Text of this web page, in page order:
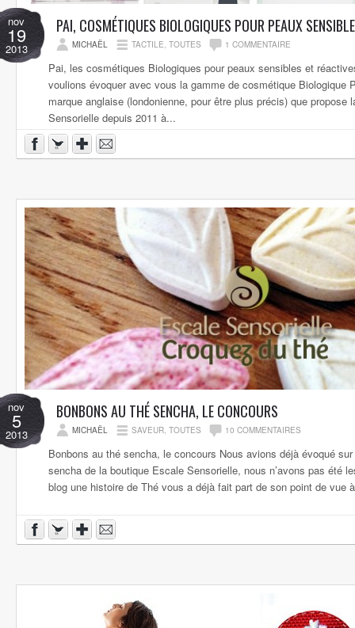
nov
19
2013
PAI, COSMÉTIQUES BIOLOGIQUES POUR PEAUX
MICHAËL TACTILE, TOUTES 1 COMMENTAIRE
Pai, les cosmétiques Biologiques pour peaux sensibles et
voulions évoquer avec vous la gamme de cosmétique Biologique
marque anglaise (londonienne, pour être plus précis) que propose
Sensorielle depuis 2011 à...
nov
5
2013
BONBONS AU THÉ SENCHA, LE CONCOURS
MICHAËL SAVEUR, TOUTES 10 COMMENTAIRES
Bonbons au thé sencha, le concours Nous avions déjà évoqué
sencha de la boutique Escale Sensorielle, nous n’avons pas été
blog une histoire de Thé vous a déjà fait part de son point de vue